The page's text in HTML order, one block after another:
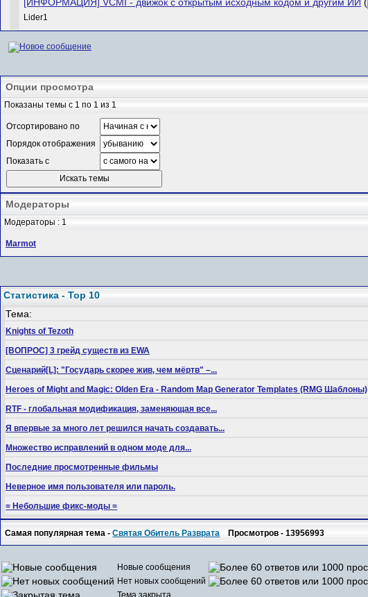
[ИНФОРМАЦИЯ] VCMI - движок с открытым исходным кодом и другим ИИ (
Lider1
Опции просмотра
Показаны темы с 1 по 1 из 1
Отсортировано по
Порядок отображения
Показать с
Модераторы
Модераторы : 1
Marmot
Статистика - Top 10
Тема:
Knights of Tezoth
[ВОПРОС] 3 грейд существ из EWA
Сценарий[L]: "Государь скорее жив, чем мёртв" –...
Heroes of Might and Magic: Olden Era - Random Map Generator Templates (RMG Шаблоны)
RTF - глобальная модификация, заменяющая все...
Я впервые за много лет решился начать создавать...
Множество исправлений в одном моде для...
Последние просмотренные фильмы
Неверное имя пользователя или пароль.
= Небольшие фикс-моды =
Самая популярная тема -Святая Обитель Разврата Просмотров - 13956993
Новые сообщения
Нет новых сообщений